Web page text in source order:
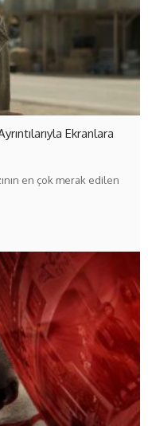
Ekranlara
en çok merak edilen